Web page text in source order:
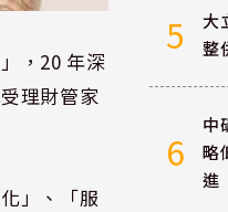
，20 年深
理財管家
」、「服
5
大
整
6
中
略
進